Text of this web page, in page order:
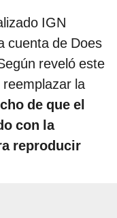
IGN
cuenta de Does
reveló este
la
de que el
con la
reproducir